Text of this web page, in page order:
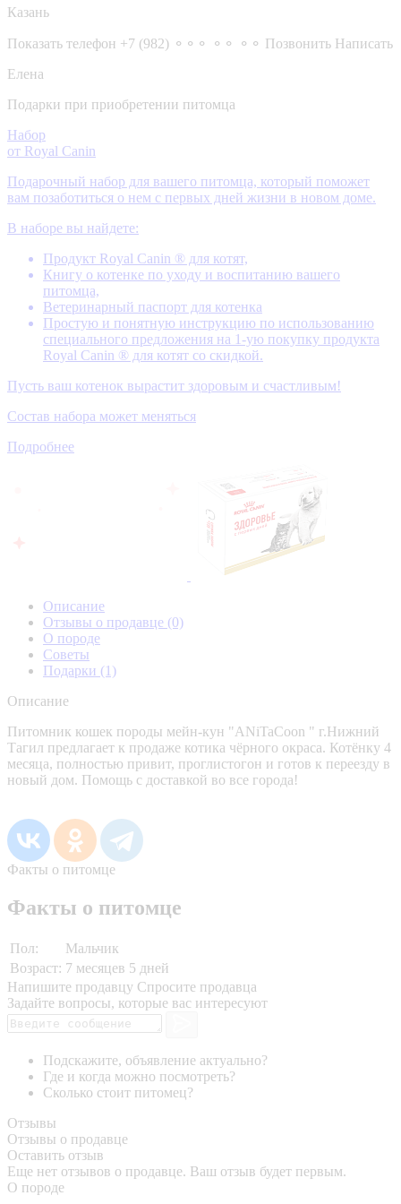
Казань
Показать телефон +7 (982) ⚬⚬⚬ ⚬⚬ ⚬⚬ Позвонить Написать
Елена
Подарки при приобретении питомца
Набор
от Royal Canin
Подарочный набор для вашего питомца, который поможет
вам позаботиться о нем с первых дней жизни в новом доме.
В наборе вы найдете:
Продукт Royal Canin ® для котят,
Книгу о котенке по уходу и воспитанию вашего
питомца,
Ветеринарный паспорт для котенка
Простую и понятную инструкцию по использованию
специального предложения на 1-ую покупку продукта
Royal Canin ® для котят со скидкой.
Пусть ваш котенок вырастит здоровым и счастливым!
Состав набора может меняться
Подробнее
Описание
Отзывы о продавце (0)
О породе
Советы
Подарки (1)
Описание
Питомник кошек породы мейн-кун "ANiTaCoon " г.Нижний
Тагил предлагает к продаже котика чёрного окраса. Котёнку 4
месяца, полностью привит, проглистогон и готов к переезду в
новый дом. Помощь с доставкой во все города!
Факты о питомце
Факты о питомце
Пол:
Мальчик
Возраст: 7 месяцев 5 дней
Напишите продавцу Спросите продавца
Задайте вопросы, которые вас интересуют
Подскажите, объявление актуально?
Где и когда можно посмотреть?
Сколько стоит питомец?
Отзывы
Отзывы о продавце
Оставить отзыв
Еще нет отзывов о продавце. Ваш отзыв будет первым.
О породе